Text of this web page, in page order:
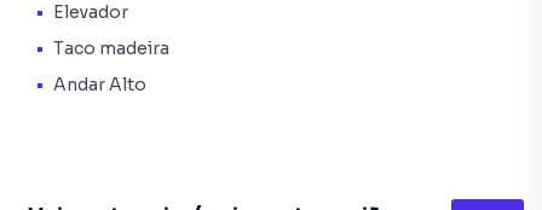
seu dia a dia e o transporte de compras.
por todas as facilidades que você precisa.
Elevador
Taco madeira
Andar Alto